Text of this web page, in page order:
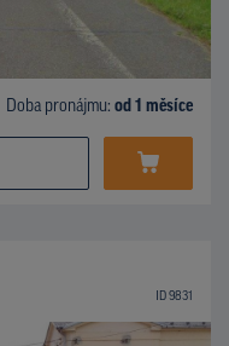
Doba pronájmu: od 1 měsíce
ID 9831